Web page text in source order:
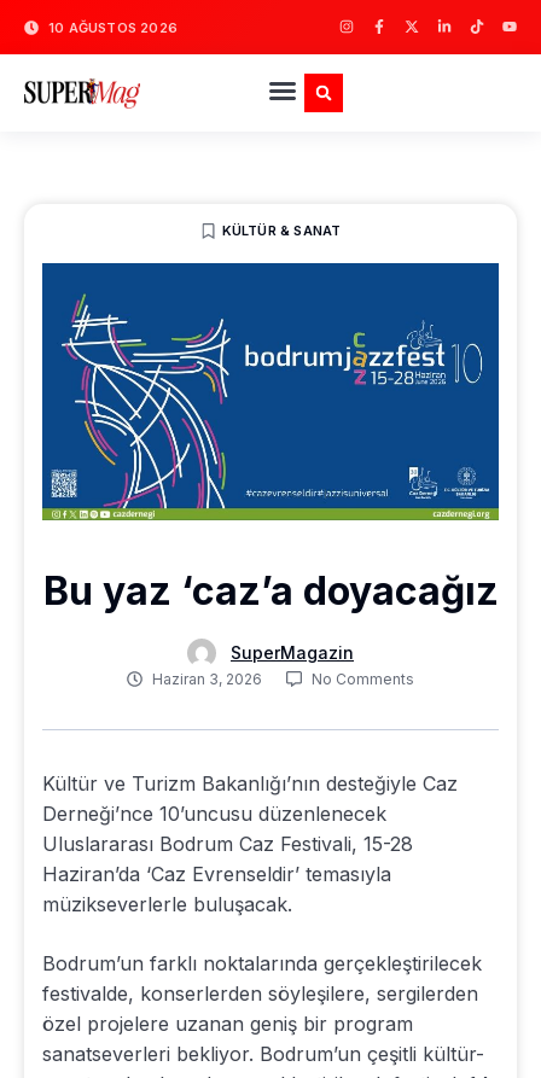
10 AĞUSTOS 2026
KÜLTÜR & SANAT
Bu yaz ‘caz’a doyacağız
SuperMagazin
Haziran 3, 2026 No Comments
Kültür ve Turizm Bakanlığı’nın desteğiyle Caz
Derneği’nce 10’uncusu düzenlenecek
Uluslararası Bodrum Caz Festivali, 15-28
Haziran’da ‘Caz Evrenseldir’ temasıyla
müzikseverlerle buluşacak.
Bodrum’un farklı noktalarında gerçekleştirilecek
festivalde, konserlerden söyleşilere, sergilerden
özel projelere uzanan geniş bir program
sanatseverleri bekliyor. Bodrum’un çeşitli kültür-